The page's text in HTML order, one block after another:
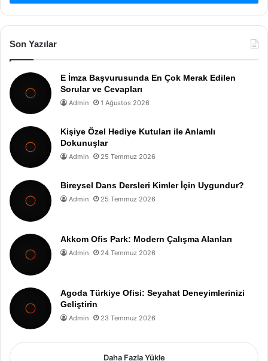
Son Yazılar
E İmza Başvurusunda En Çok Merak Edilen
Sorular ve Cevapları
Admin 1 Ağustos 2026
Kişiye Özel Hediye Kutuları ile Anlamlı
Dokunuşlar
Admin 25 Temmuz 2026
Bireysel Dans Dersleri Kimler İçin Uygundur?
Admin 25 Temmuz 2026
Akkom Ofis Park: Modern Çalışma Alanları
Admin 24 Temmuz 2026
Agoda Türkiye Ofisi: Seyahat Deneyimlerinizi
Geliştirin
Admin 23 Temmuz 2026
Daha Fazla Yükle